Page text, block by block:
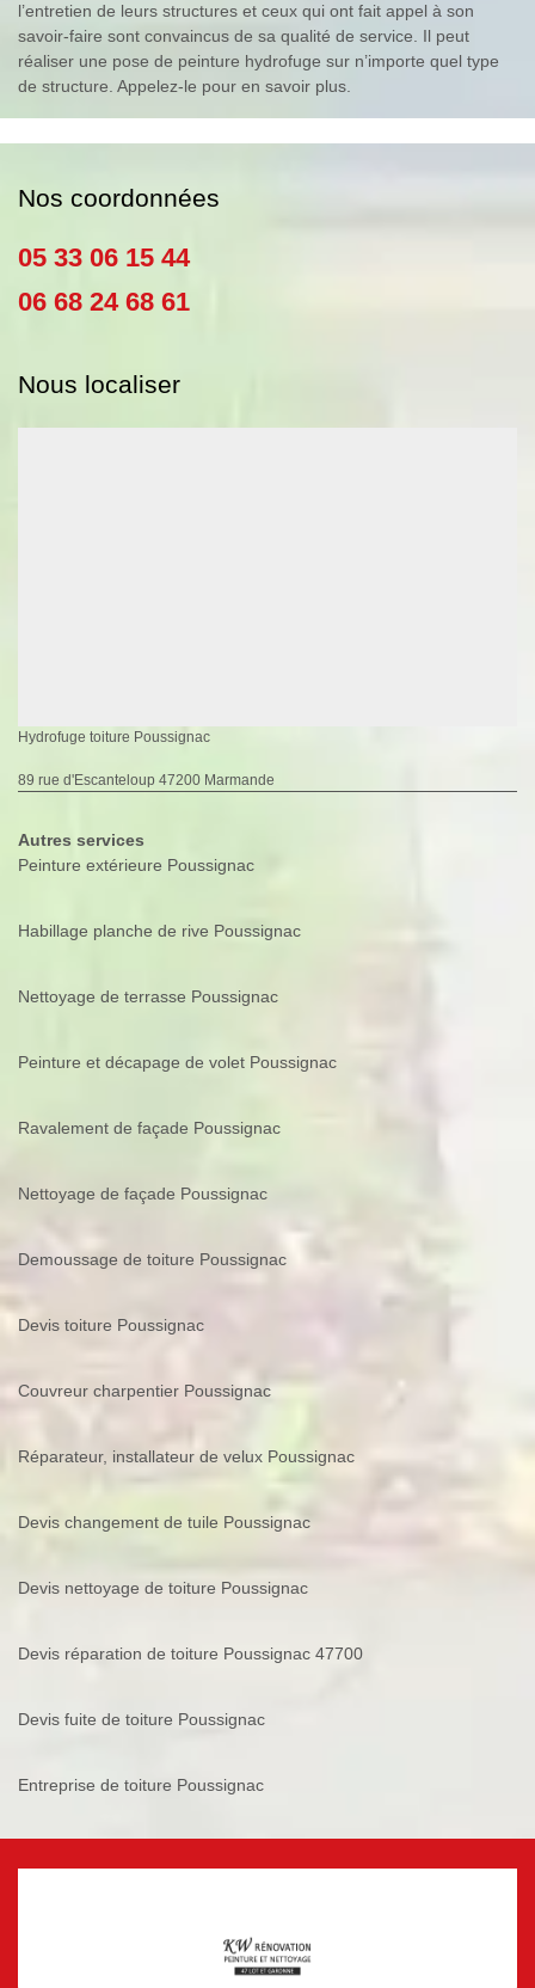
l’entretien de leurs structures et ceux qui ont fait appel à son
savoir-faire sont convaincus de sa qualité de service. Il peut
réaliser une pose de peinture hydrofuge sur n’importe quel type
de structure. Appelez-le pour en savoir plus.
Nos coordonnées
05 33 06 15 44
06 68 24 68 61
Nous localiser
Hydrofuge toiture Poussignac
89 rue d'Escanteloup 47200 Marmande
Autres services
Peinture extérieure Poussignac
Habillage planche de rive Poussignac
Nettoyage de terrasse Poussignac
Peinture et décapage de volet Poussignac
Ravalement de façade Poussignac
Nettoyage de façade Poussignac
Demoussage de toiture Poussignac
Devis toiture Poussignac
Couvreur charpentier Poussignac
Réparateur, installateur de velux Poussignac
Devis changement de tuile Poussignac
Devis nettoyage de toiture Poussignac
Devis réparation de toiture Poussignac 47700
Devis fuite de toiture Poussignac
Entreprise de toiture Poussignac